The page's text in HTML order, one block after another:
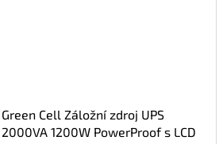
Green Cell Záložní zdroj UPS
2000VA 1200W PowerProof s LCD